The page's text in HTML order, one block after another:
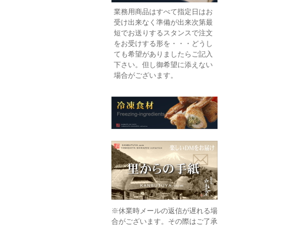
業務用商品はすべて指定日はお
受け出来なく準備が出来次第最
短でお送りするスタンスで注文
をお受けする形を・・・どうし
ても希望がありましたらご記入
下さい。但し御希望に添えない
場合がございます。
※休業時メールの返信が遅れる場
合がございます。その際はご了承